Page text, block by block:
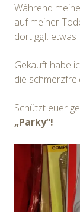
Während
auf meiner
dort ggf.
Gekauft habe
die
Schützt euer
„Parky“!